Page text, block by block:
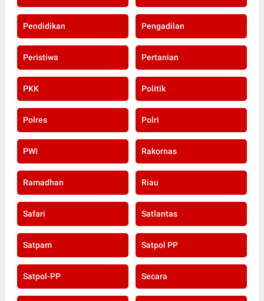
Pendidikan Pengadilan
Peristiwa Pertanian
PKK Politik
Polres Polri
PWI Rakornas
Ramadhan Riau
Safari Satlantas
Satpam Satpol PP
Satpol-PP Secara